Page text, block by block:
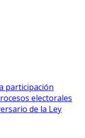
participación
electorales
de la Ley